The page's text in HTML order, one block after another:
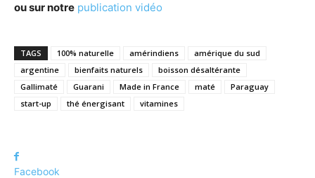
ou sur notre publication vidéo
TAGS 100% naturelle amérindiens
amérique du sud
argentine
bienfaits naturels
boisson désaltérante
Gallimaté
Guarani Made in France maté
Paraguay
start-up
thé énergisant vitamines
Facebook